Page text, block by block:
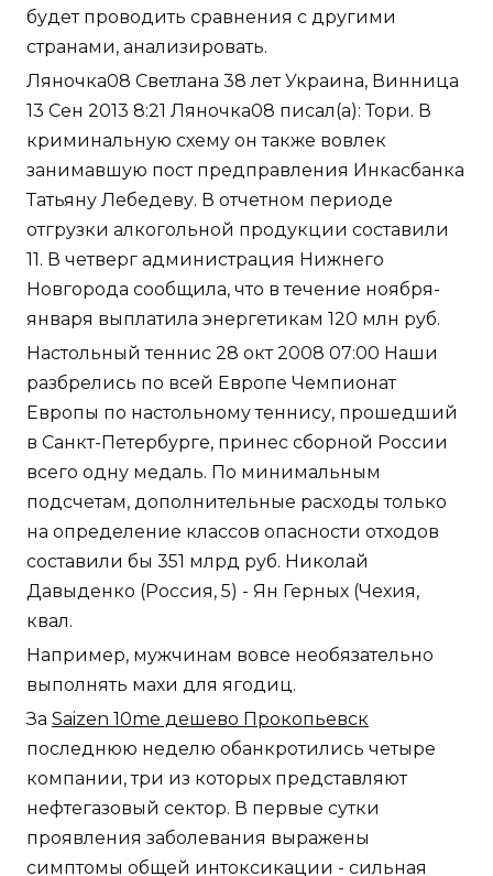
будет проводить сравнения с другими
странами, анализировать.
Ляночка08 Светлана 38 лет Украина, Винница
13 Сен 2013 8:21 Ляночка08 писал(а): Тори. В
криминальную схему он также вовлек
занимавшую пост предправления Инкасбанка
Татьяну Лебедеву. В отчетном периоде
отгрузки алкогольной продукции составили
11. В четверг администрация Нижнего
Новгорода сообщила, что в течение ноября-
января выплатила энергетикам 120 млн руб.
Настольный теннис 28 окт 2008 07:00 Наши
разбрелись по всей Европе Чемпионат
Европы по настольному теннису, прошедший
в Санкт-Петербурге, принес сборной России
всего одну медаль. По минимальным
подсчетам, дополнительные расходы только
на определение классов опасности отходов
составили бы 351 млрд руб. Николай
Давыденко (Россия, 5) - Ян Герных (Чехия,
квал.
Например, мужчинам вовсе необязательно
выполнять махи для ягодиц.
За Saizen 10me дешево Прокопьевск
последнюю неделю обанкротились четыре
компании, три из которых представляют
нефтегазовый сектор. В первые сутки
проявления заболевания выражены
симптомы общей интоксикации - сильная